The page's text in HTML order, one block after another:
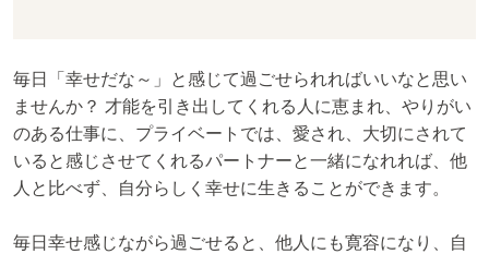
毎日「幸せだな～」と感じて過ごせられればいいなと思い
ませんか？ 才能を引き出してくれる人に恵まれ、やりがい
のある仕事に、プライベートでは、愛され、大切にされて
いると感じさせてくれるパートナーと一緒になれれば、他
人と比べず、自分らしく幸せに生きることができます。
毎日幸せ感じながら過ごせると、他人にも寛容になり、自